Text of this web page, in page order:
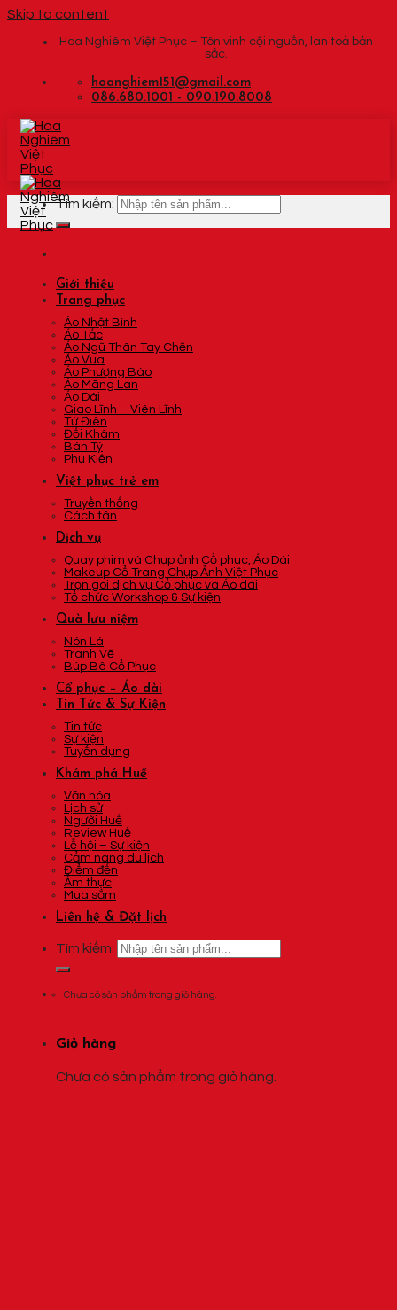
Skip to content
Hoa Nghiêm Việt Phục – Tôn vinh cội nguồn, lan toả bản
sắc.
hoanghiem151@gmail.com
086.680.1001 - 090.190.8008
Giới thiệu
Trang phục
Áo Nhật Bình
Áo Tấc
Áo Ngũ Thân Tay Chẽn
Áo Vua
Áo Phượng Bào
Áo Mãng Lan
Áo Dài
Giao Lĩnh – Viên Lĩnh
Tứ Điên
Đối Khâm
Bán Tý
Phụ Kiện
Việt phục trẻ em
Truyền thống
Cách tân
Dịch vụ
Quay phim và Chụp ảnh Cổ phục, Áo Dài
Makeup Cổ Trang Chụp Ảnh Việt Phục
Trọn gói dịch vụ Cổ phục và Áo dài
Tổ chức Workshop & Sự kiện
Quà lưu niệm
Nón Lá
Tranh Vẽ
Búp Bê Cổ Phục
Cổ phục – Áo dài
Tin Tức & Sự Kiện
Tin tức
Sự kiện
Tuyển dụng
Khám phá Huế
Văn hóa
Lịch sử
Người Huế
Review Huế
Lễ hội – Sự kiện
Cẩm nang du lịch
Điểm đến
Ẩm thực
Mua sắm
Liên hệ & Đặt lịch
Tìm kiếm:
Chưa có sản phẩm trong giỏ hàng.
Giỏ hàng
Chưa có sản phẩm trong giỏ hàng.
Tìm kiếm: